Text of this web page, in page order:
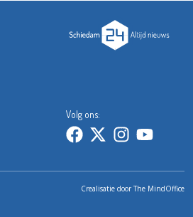
Volg ons:
Crealisatie doorThe MindOffice